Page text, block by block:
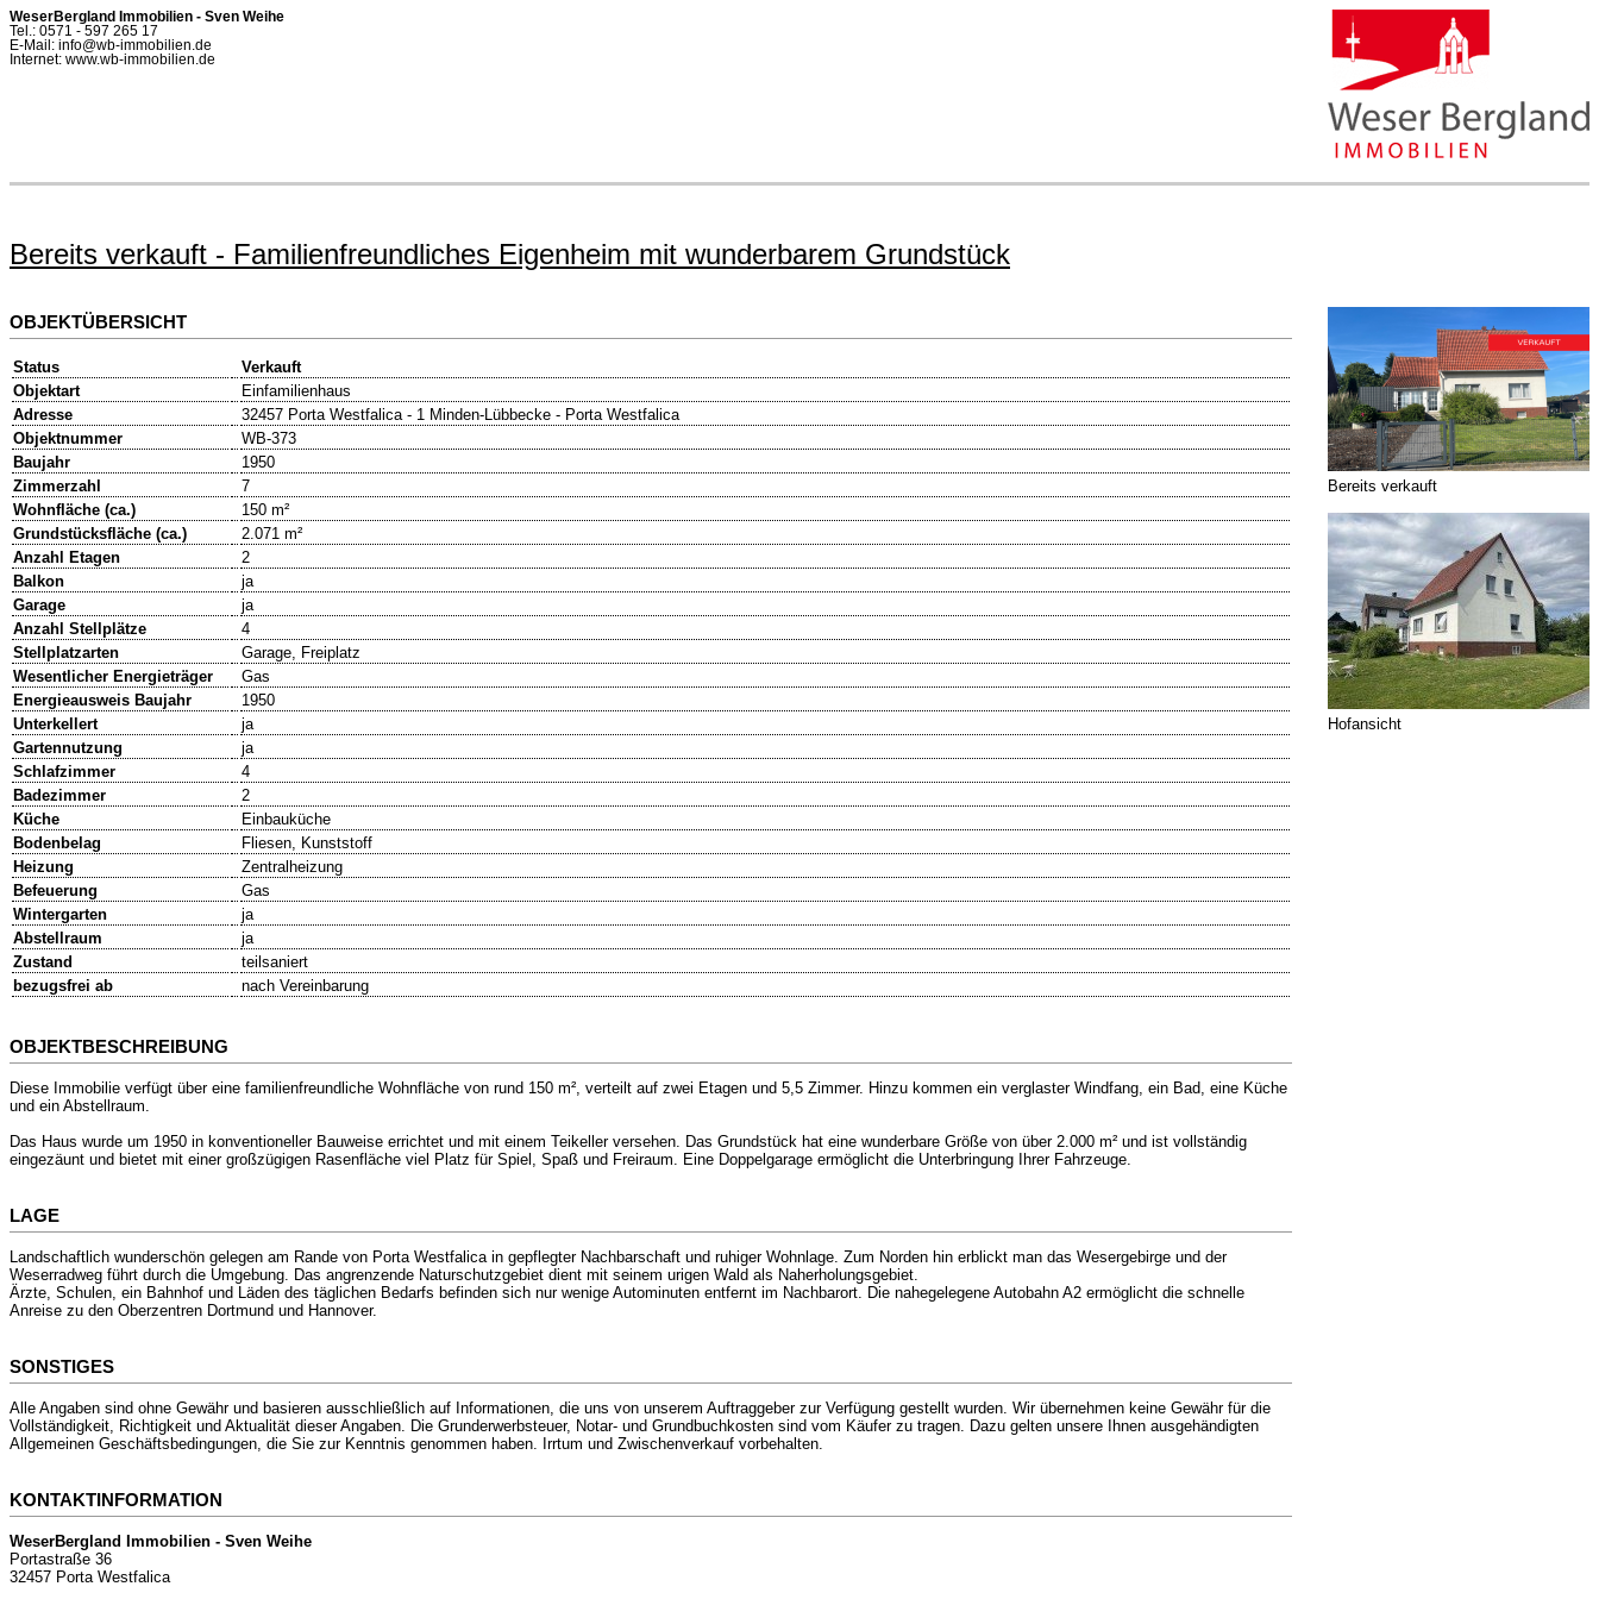
WeserBergland Immobilien - Sven Weihe
Tel.: 0571 - 597 265 17
E-Mail: info@wb-immobilien.de
Internet: www.wb-immobilien.de
Bereits verkauft - Familienfreundliches Eigenheim mit wunderbarem Grundstück
OBJEKTÜBERSICHT
Status
Verkauft
Objektart
Einfamilienhaus
Adresse
32457 Porta Westfalica - 1 Minden-Lübbecke - Porta Westfalica
Objektnummer
WB-373
Baujahr
1950
Zimmerzahl
7
Wohnfläche (ca.)
150 m²
Grundstücksfläche (ca.)
2.071 m²
Anzahl Etagen
2
Balkon
ja
Garage
ja
Anzahl Stellplätze
4
Stellplatzarten
Garage, Freiplatz
Wesentlicher Energieträger
Gas
Energieausweis Baujahr
1950
Unterkellert
ja
Gartennutzung
ja
Schlafzimmer
4
Badezimmer
2
Küche
Einbauküche
Bodenbelag
Fliesen, Kunststoff
Heizung
Zentralheizung
Befeuerung
Gas
Wintergarten
ja
Abstellraum
ja
Zustand
teilsaniert
bezugsfrei ab
nach Vereinbarung
OBJEKTBESCHREIBUNG
Diese Immobilie verfügt über eine familienfreundliche Wohnfläche von rund 150 m², verteilt auf zwei Etagen und 5,5 Zimmer. Hinzu kommen ein verglaster Windfang, ein Bad, eine Küche
und ein Abstellraum.
Das Haus wurde um 1950 in konventioneller Bauweise errichtet und mit einem Teikeller versehen. Das Grundstück hat eine wunderbare Größe von über 2.000 m² und ist vollständig
eingezäunt und bietet mit einer großzügigen Rasenfläche viel Platz für Spiel, Spaß und Freiraum. Eine Doppelgarage ermöglicht die Unterbringung Ihrer Fahrzeuge.
LAGE
Landschaftlich wunderschön gelegen am Rande von Porta Westfalica in gepflegter Nachbarschaft und ruhiger Wohnlage. Zum Norden hin erblickt man das Wesergebirge und der
Weserradweg führt durch die Umgebung. Das angrenzende Naturschutzgebiet dient mit seinem urigen Wald als Naherholungsgebiet.
Ärzte, Schulen, ein Bahnhof und Läden des täglichen Bedarfs befinden sich nur wenige Autominuten entfernt im Nachbarort. Die nahegelegene Autobahn A2 ermöglicht die schnelle
Anreise zu den Oberzentren Dortmund und Hannover.
SONSTIGES
Alle Angaben sind ohne Gewähr und basieren ausschließlich auf Informationen, die uns von unserem Auftraggeber zur Verfügung gestellt wurden. Wir übernehmen keine Gewähr für die
Vollständigkeit, Richtigkeit und Aktualität dieser Angaben. Die Grunderwerbsteuer, Notar- und Grundbuchkosten sind vom Käufer zu tragen. Dazu gelten unsere Ihnen ausgehändigten
Allgemeinen Geschäftsbedingungen, die Sie zur Kenntnis genommen haben. Irrtum und Zwischenverkauf vorbehalten.
KONTAKTINFORMATION
WeserBergland Immobilien - Sven Weihe
Portastraße 36
32457 Porta Westfalica
Bereits verkauft
Hofansicht